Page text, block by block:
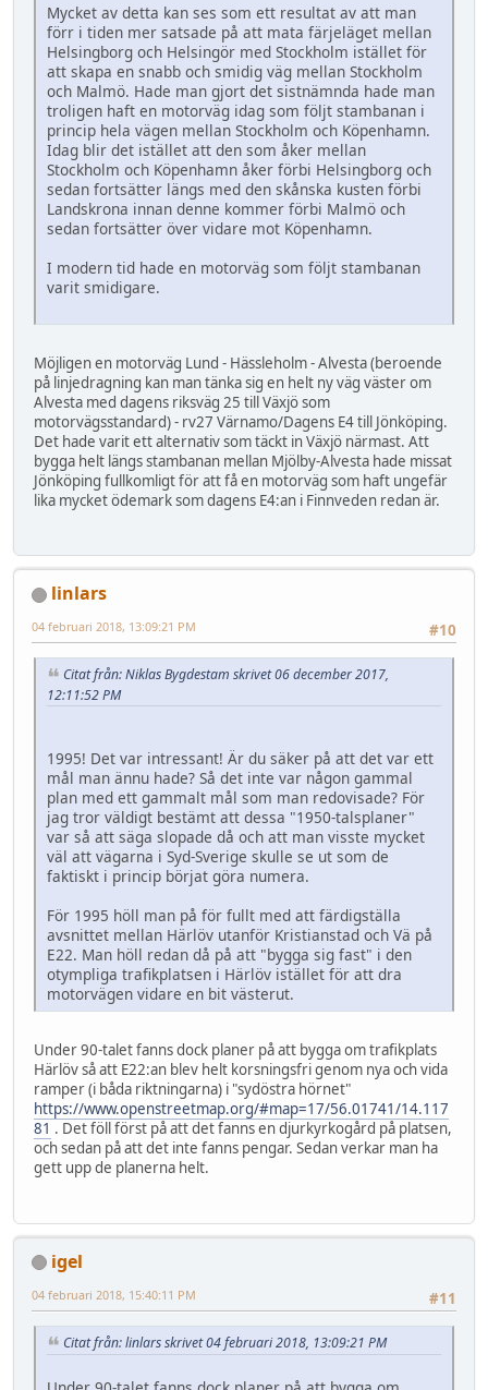
Mycket av detta kan ses som ett resultat av att man
förr i tiden mer satsade på att mata färjeläget mellan
Helsingborg och Helsingör med Stockholm istället för
att skapa en snabb och smidig väg mellan Stockholm
och Malmö. Hade man gjort det sistnämnda hade man
troligen haft en motorväg idag som följt stambanan i
princip hela vägen mellan Stockholm och Köpenhamn.
Idag blir det istället att den som åker mellan
Stockholm och Köpenhamn åker förbi Helsingborg och
sedan fortsätter längs med den skånska kusten förbi
Landskrona innan denne kommer förbi Malmö och
sedan fortsätter över vidare mot Köpenhamn.
I modern tid hade en motorväg som följt stambanan
varit smidigare.
Möjligen en motorväg Lund - Hässleholm - Alvesta (beroende
på linjedragning kan man tänka sig en helt ny väg väster om
Alvesta med dagens riksväg 25 till Växjö som
motorvägsstandard) - rv27 Värnamo/Dagens E4 till Jönköping.
Det hade varit ett alternativ som täckt in Växjö närmast. Att
bygga helt längs stambanan mellan Mjölby-Alvesta hade missat
Jönköping fullkomligt för att få en motorväg som haft ungefär
lika mycket ödemark som dagens E4:an i Finnveden redan är.
linlars
#10
04 februari 2018, 13:09:21 PM
Citat från: Niklas Bygdestam skrivet 06 december 2017,
12:11:52 PM
1995! Det var intressant! Är du säker på att det var ett
mål man ännu hade? Så det inte var någon gammal
plan med ett gammalt mål som man redovisade? För
jag tror väldigt bestämt att dessa "1950-talsplaner"
var så att säga slopade då och att man visste mycket
väl att vägarna i Syd-Sverige skulle se ut som de
faktiskt i princip börjat göra numera.
För 1995 höll man på för fullt med att färdigställa
avsnittet mellan Härlöv utanför Kristianstad och Vä på
E22. Man höll redan då på att "bygga sig fast" i den
otympliga trafikplatsen i Härlöv istället för att dra
motorvägen vidare en bit västerut.
Under 90-talet fanns dock planer på att bygga om trafikplats
Härlöv så att E22:an blev helt korsningsfri genom nya och vida
ramper (i båda riktningarna) i "sydöstra hörnet"
https://www.openstreetmap.org/#map=17/56.01741/14.117
81 . Det föll först på att det fanns en djurkyrkogård på platsen,
och sedan på att det inte fanns pengar. Sedan verkar man ha
gett upp de planerna helt.
igel
#11
04 februari 2018, 15:40:11 PM
Citat från: linlars skrivet 04 februari 2018, 13:09:21 PM